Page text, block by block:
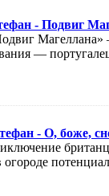
- Подвиг
Магеллана»
—
- О, боже,
огороде